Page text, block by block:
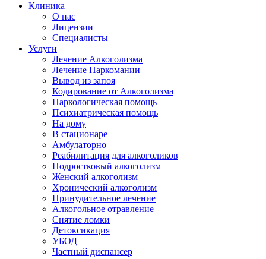
Клиника
О нас
Лицензии
Специалисты
Услуги
Лечение Алкоголизма
Лечение Наркомании
Вывод из запоя
Кодирование от Алкоголизма
Наркологическая помощь
Психиатрическая помощь
На дому
В стационаре
Амбулаторно
Реабилитация для алкоголиков
Подростковый алкоголизм
Женский алкоголизм
Хронический алкоголизм
Принудительное лечение
Алкогольное отравление
Снятие ломки
Детоксикация
УБОД
Частный диспансер